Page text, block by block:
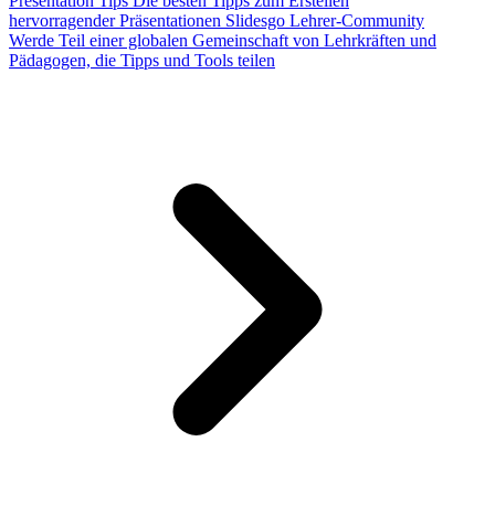
hervorragender Präsentationen Slidesgo Lehrer-Community
Werde Teil einer globalen Gemeinschaft von Lehrkräften und
Pädagogen, die Tipps und Tools teilen